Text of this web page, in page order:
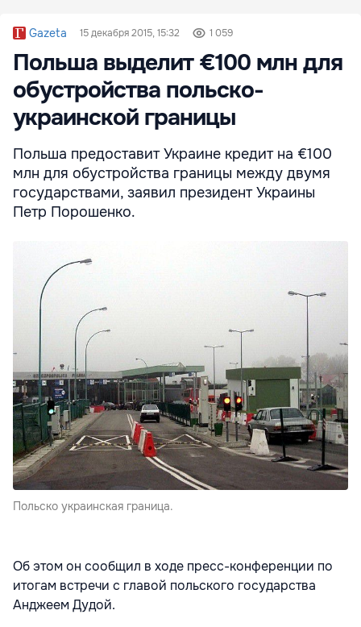
Gazeta 15 декабря 2015, 15:32 1 059
Польша выделит €100 млн для
обустройства польско-
украинской границы
Польша предоставит Украине кредит на €100
млн для обустройства границы между двумя
государствами, заявил президент Украины
Петр Порошенко.
Польско украинская граница.
Об этом он сообщил в ходе пресс-конференции по
итогам встречи с главой польского государства
Анджеем Дудой.